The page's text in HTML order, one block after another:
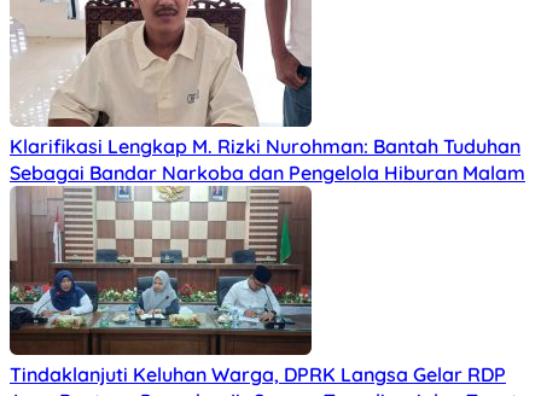
Klarifikasi Lengkap M. Rizki Nurohman: Bantah Tuduhan
Sebagai Bandar Narkoba dan Pengelola Hiburan Malam
Tindaklanjuti Keluhan Warga, DPRK Langsa Gelar RDP